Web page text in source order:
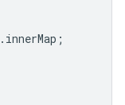
. innerMap ;